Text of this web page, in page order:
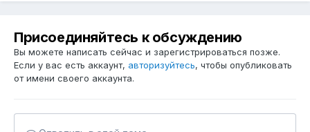
Присоединяйтесь к обсуждению
Вы можете написать сейчас и зарегистрироваться позже.
Если у вас есть аккаунт, авторизуйтесь, чтобы опубликовать
от имени своего аккаунта.